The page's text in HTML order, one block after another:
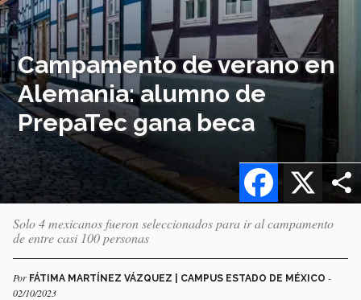
Campamento de verano en
Alemania: alumno de
PrepaTec gana beca
X
Facebook
Solo 4 mexicanos fueron seleccionados para ir al campamento
de entre casi 100 personas
Por FÁTIMA MARTÍNEZ VÁZQUEZ | CAMPUS ESTADO DE MÉXICO -
02/10/2023